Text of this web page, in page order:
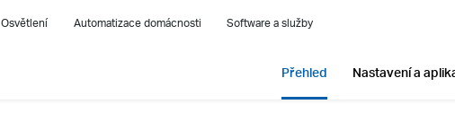
Osvětlení Automatizace domácnosti Software a služby
Přehled Nastavení a